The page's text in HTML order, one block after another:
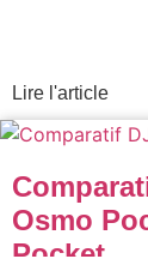
Lire l'article
Osmo
Pocket